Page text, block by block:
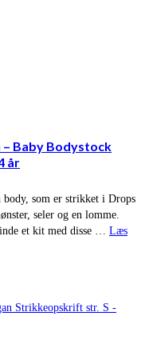
– Baby Bodystock
år
som er strikket i Drops
seler og en lomme.
et kit med disse … Læs